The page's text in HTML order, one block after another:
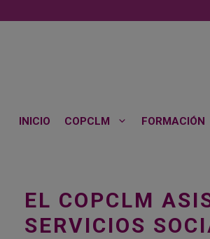
al
INICIO COPCLM FORMACIÓN
EL COPCLM
SERVICIOS